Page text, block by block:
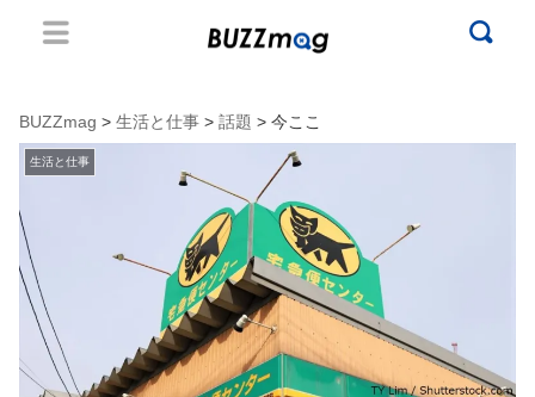
BUZZmag > 生活と仕事 > 話題 > 今ここ
生活と仕事